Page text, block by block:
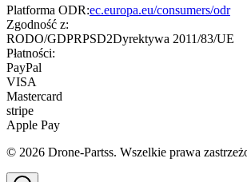
Platforma ODR:ec.europa.eu/consumers/odr
Zgodność z:
RODO/GDPRPSD2Dyrektywa 2011/83/UE
Płatności:
PayPal
VISA
Mastercard
stripe
Apple Pay
© 2026 Drone-Partss. Wszelkie prawa